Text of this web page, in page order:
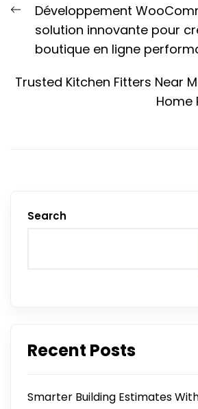
navigation
Previous
post:
Développement
solution innovante pour
boutique en ligne
Trusted Kitchen Fitters Near
Home
Search
Recent Posts
Smarter Building Estimates